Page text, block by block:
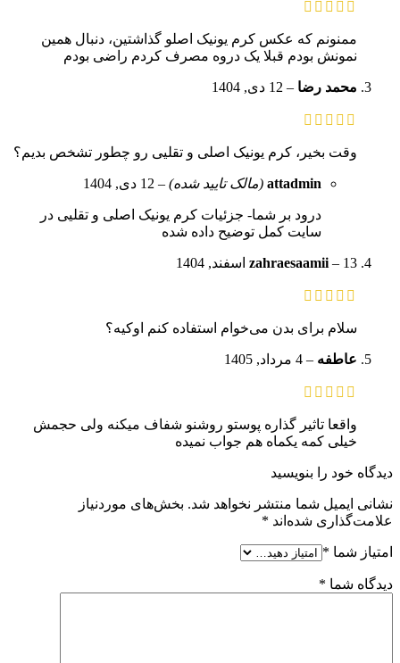
ممنونم که عکس کرم یونیک اصلو گذاشتین، دنبال همین
نمونش بودم قبلا یک دروه مصرف کردم راضی بودم
محمد رضا – 12 دی, 1404
وقت بخیر، کرم یونیک اصلی و تقلیی رو چطور تشخص بدیم؟
attadmin (مالک تایید شده) – 12 دی, 1404
درود بر شما- جزئیات کرم یونیک اصلی و تقلیی در
سایت کمل توضیح داده شده
zahraesaamii – 13 اسفند, 1404
سلام برای بدن می‌خوام استفاده کنم اوکیه؟
عاطفه – 4 مرداد, 1405
واقعا تاثیر گذاره پوستو روشنو شفاف میکنه ولی حجمش
خیلی کمه یکماه هم جواب نمیده
دیدگاه خود را بنویسید
نشانی ایمیل شما منتشر نخواهد شد. بخش‌های موردنیاز
علامت‌گذاری شده‌اند *
امتیاز شما *
دیدگاه شما *